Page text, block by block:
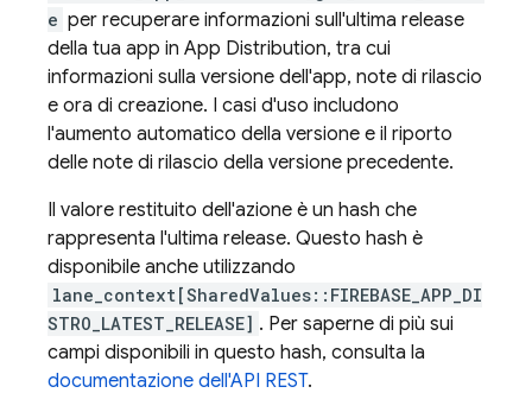
e per recuperare informazioni sull'ultima release
della tua app in App Distribution, tra cui
informazioni sulla versione dell'app, note di rilascio
e ora di creazione. I casi d'uso includono
l'aumento automatico della versione e il riporto
delle note di rilascio della versione precedente.
Il valore restituito dell'azione è un hash che
rappresenta l'ultima release. Questo hash è
disponibile anche utilizzando
lane_context[SharedValues::FIREBASE_APP_DI
STRO_LATEST_RELEASE] . Per saperne di più sui
campi disponibili in questo hash, consulta la
documentazione dell'API REST.